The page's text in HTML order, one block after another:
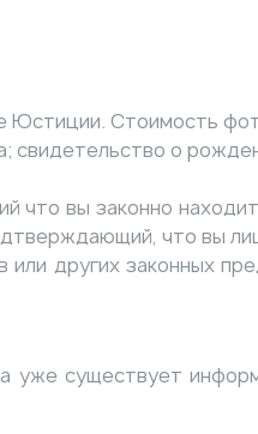
Юстиции. Стоимость
свидетельство о
что вы законно
что вы
других законных
уже существует